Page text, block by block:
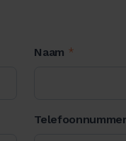
Naam *
Telefoonnummer